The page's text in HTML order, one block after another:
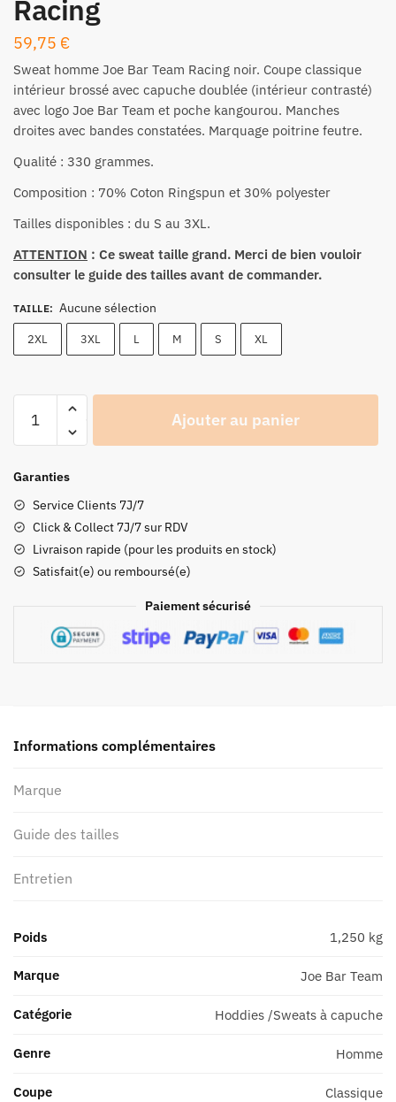
Racing
59,75 €
Sweat homme Joe Bar Team Racing noir. Coupe classique
intérieur brossé avec capuche doublée (intérieur contrasté)
avec logo Joe Bar Team et poche kangourou. Manches
droites avec bandes constatées. Marquage poitrine feutre.
Qualité : 330 grammes.
Composition : 70% Coton Ringspun et 30% polyester
Tailles disponibles : du S au 3XL.
ATTENTION : Ce sweat taille grand. Merci de bien vouloir
consulter le guide des tailles avant de commander.
TAILLE: Aucune sélection
2XL 3XL L M S XL
Sweat
Bar
Team
Racing
Ajouter au panier
Garanties
Service Clients 7J/7
Click & Collect 7J/7 sur RDV
Livraison rapide (pour les produits en stock)
Satisfait(e) ou remboursé(e)
Paiement sécurisé
Informations complémentaires
Marque
Guide des tailles
Entretien
Poids 1,250 kg
Marque Joe Bar Team
Catégorie Hoddies /Sweats à capuche
Genre Homme
Coupe Classique